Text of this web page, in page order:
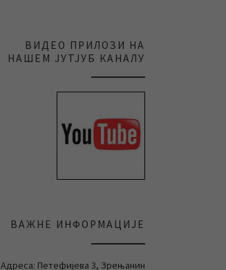
ВИДЕО ПРИЛОЗИ НА
НАШЕМ ЈУТЈУБ КАНАЛУ
ВАЖНЕ ИНФОРМАЦИЈЕ
Адреса: Петефијева 3, Зрењанин